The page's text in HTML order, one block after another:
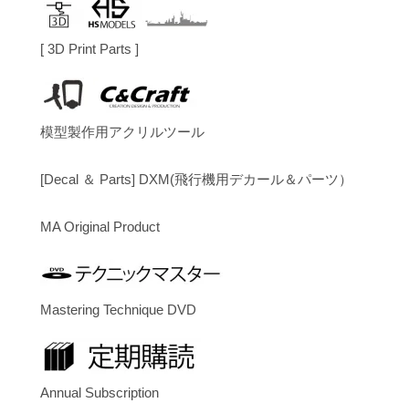
[ 3D Print Parts ]
模型製作用アクリルツール
[Decal ＆ Parts] DXM(飛行機用デカール＆パーツ）
MA Original Product
Mastering Technique DVD
Annual Subscription